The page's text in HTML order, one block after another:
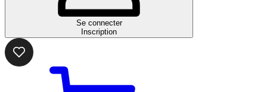
Se connecter
Inscription